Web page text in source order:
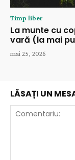
Timp liber
La munte cu
vară (la mai
mai 25, 2026
LĂSAȚI UN